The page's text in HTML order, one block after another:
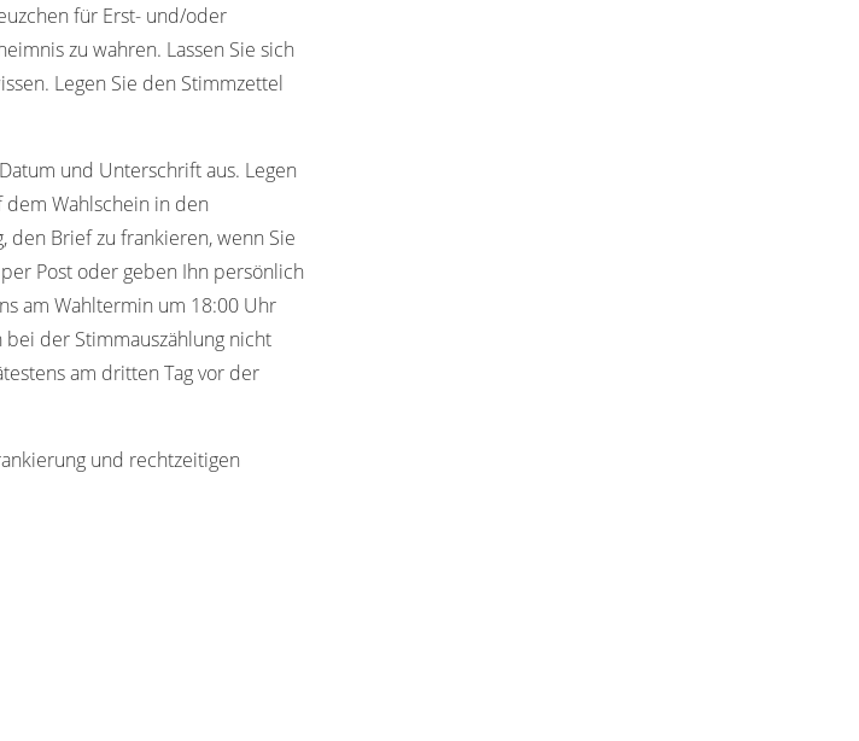
für Erst- und/oder
zu wahren. Lassen Sie sich
Legen Sie den Stimmzettel
und Unterschrift aus. Legen
Wahlschein in den
den Brief zu frankieren, wenn Sie
Post oder geben Ihn persönlich
am Wahltermin um 18:00 Uhr
der Stimmauszählung nicht
am dritten Tag vor der
und rechtzeitigen